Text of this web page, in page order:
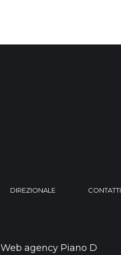
DIREZIONALE CONTATTI
Web agency Piano D